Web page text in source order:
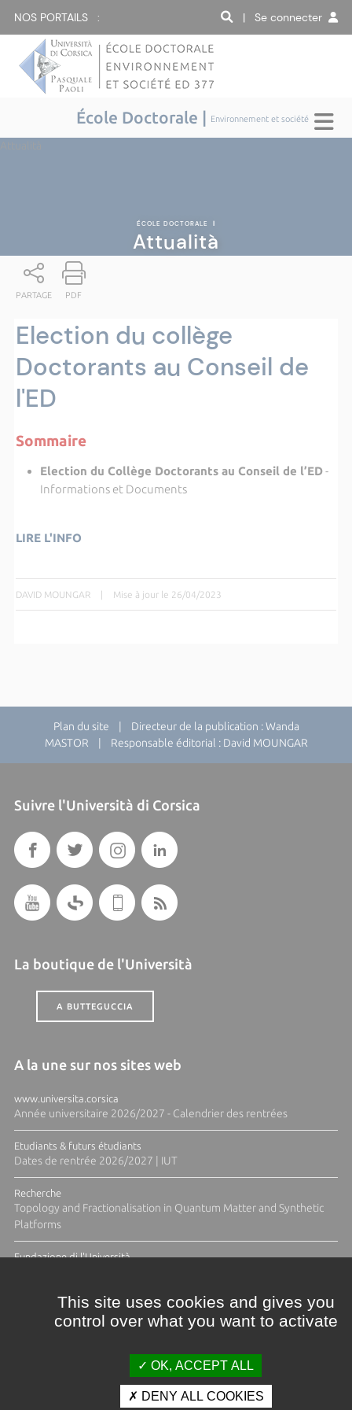
NOS PORTAILS : | Se connecter
École Doctorale | Environnement et société
ÉCOLE DOCTORALE |
Attualità
PARTAGE PDF
Election du collège
Doctorants au Conseil de
l'ED
Sommaire
Election du Collège Doctorants au Conseil de l’ED-
Informations et Documents
LIRE L'INFO
DAVID MOUNGAR | Mise à jour le 26/04/2023
Plan du site | Directeur de la publication : Wanda
MASTOR | Responsable éditorial : David MOUNGAR
Suivre l'Università di Corsica
La boutique de l'Università
A BUTTEGUCCIA
A la une sur nos sites web
www.universita.corsica
Année universitaire 2026/2027 - Calendrier des rentrées
Etudiants & futurs étudiants
Dates de rentrée 2026/2027 | IUT
Recherche
Topology and Fractionalisation in Quantum Matter and Synthetic
Platforms
Fundazione di l'Università
This site uses cookies and gives you
control over what you want to activate
OK, ACCEPT ALL
DENY ALL COOKIES